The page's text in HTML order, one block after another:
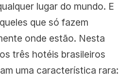
lugar do mundo. E
que só fazem
onde estão. Nesta
três hotéis brasileiros
uma característica rara: